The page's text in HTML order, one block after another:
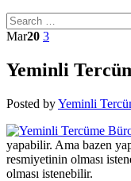
Mar20 3
Yeminli
Posted byYeminli
yapabilir. Ama bazen
resmiyetinin olması
olması istenebilir.